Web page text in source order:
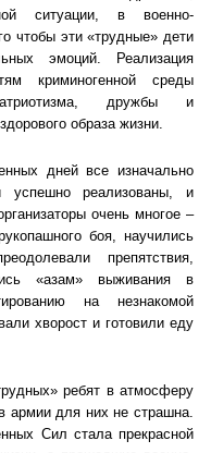
условий
ситуации, в военно-
чтобы эти «трудные» дети
эмоций. Реализация
криминогенной среды
дружбы и
образа жизни.
дней все изначально
успешно реализованы, и
очень многое –
боя, научились
препятствия,
«азам» выживания в
на незнакомой
хворост и готовили еду
ребят в атмосферу
армии для них не страшна.
Сил стала прекрасной